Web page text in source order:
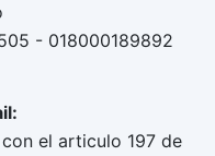
- 018000189892
el articulo 197 de